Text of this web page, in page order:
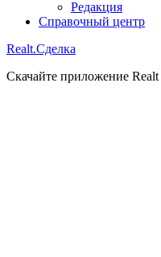
Редакция
Справочный центр
Realt.Сделка
Скачайте приложение Realt